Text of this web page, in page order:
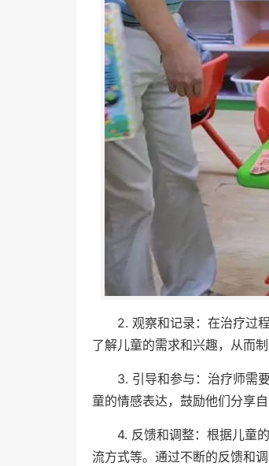
2. 观察和记录：在治疗过
了解儿童的需求和兴趣，从而
3. 引导和参与：治疗师需
童的情感表达，鼓励他们分享自
4. 反馈和调整：根据儿童
流方式等。通过不断的反馈和